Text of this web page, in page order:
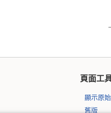
頁面工
顯示原
舊版